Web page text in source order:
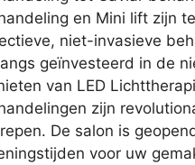
en Mini lift zijn
niet-invasieve
geïnvesteerd in de
van LED
zijn
De salon is
voor uw